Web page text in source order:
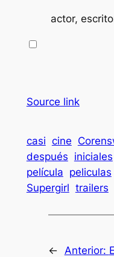
actor,
Source link
casi cine
después iniciales
película peliculas
Supergirl trailers
← Anterior: